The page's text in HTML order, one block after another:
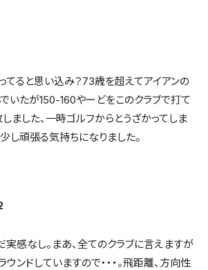
てると思い込み？73歳を超えてアイアンの
いたが150-160やーどをこのクラブで打て
ました、一時ゴルフからとうざかってしま
し頑張る気持ちになりました。
実感なし。まあ、全てのクラブに言えますが
ンドしていますので・・・。飛距離、方向性